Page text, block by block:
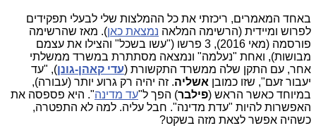
באחד המאמרים, ריכזתי את כל ההמלצות שלי לבעלי תפקידים
לפרוש ומיידית (הרשימה המלאה נמצאת כאן). מאז שהרשימה
פורסמה (מאי 2016), 3 פרשו ("עשו בשכל" והצילו את עצמם
מבושות), ואחת "נעלמה" ונמצאה מסתתרת במשרד ממשלתי
אחר, עם התקן שלה ממשרד התקשורת (עדי קאהן-גונן), "עד
יעבור זעם", שזו כמובן אשליה. זה יהיה רק גרוע יותר (עבורה),
במיוחד כאשר הראש (פילבר) הפך ל"עד מדינה". היא פספסה את
האפשרות להיות "עדת מדינה". חבל עליה. למה לא התפטרה,
כשהיה אפשר לצאת מזה בשקט?